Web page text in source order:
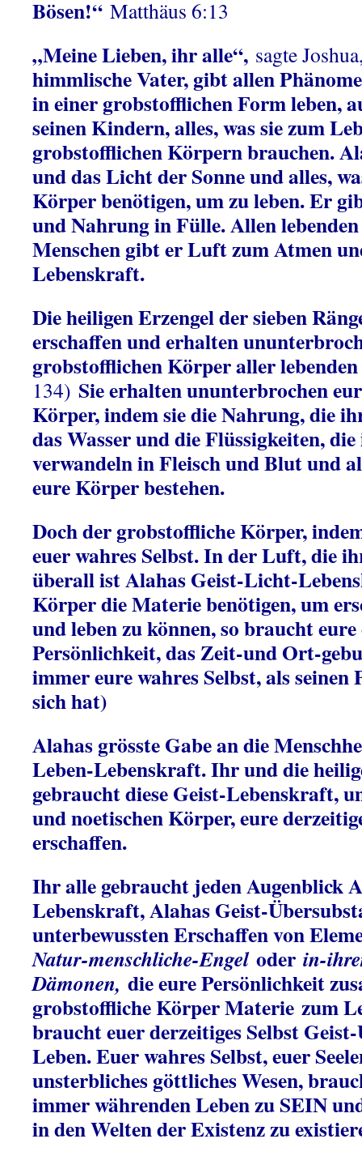
Bösen!“ Matthäus 6:13
„Meine Lieben, ihr alle“, sagte
himmlische Vater, gibt allen
in einer grobstofflichen Form leben,
seinen Kindern, alles, was sie zum
grobstofflichen Körpern brauchen.
und das Licht der Sonne und alles,
Körper benötigen, um zu leben. Er
und Nahrung in Fülle. Allen
Menschen gibt er Luft zum Atmen
Lebenskraft.
Die heiligen Erzengel der sieben
erschaffen und erhalten
grobstofflichen Körper aller
134) Sie erhalten ununterbrochen
Körper, indem sie die Nahrung, die
das Wasser und die Flüssigkeiten,
verwandeln in Fleisch und Blut und
eure Körper bestehen.
Doch der grobstoffliche Körper,
euer wahres Selbst. In der Luft, die
überall ist Alahas Geist-Licht-
Körper die Materie benötigen, um
und leben zu können, so braucht
Persönlichkeit, das Zeit-und Ort-
immer eure wahres Selbst, als seinen
sich hat)
Alahas grösste Gabe an die
Leben-Lebenskraft. Ihr und die
gebraucht diese Geist-Lebenskraft,
und noetischen Körper, eure
erschaffen.
Ihr alle gebraucht jeden Augenblick
Lebenskraft, Alahas Geist-
unterbewussten Erschaffen von
Natur-menschliche-Engel oder in-
Dämonen, die eure Persönlichkeit
grobstoffliche Körper Materie zum
braucht euer derzeitiges Selbst
Leben. Euer wahres Selbst, euer
unsterbliches göttliches Wesen,
immer währenden Leben zu SEIN
in den Welten der Existenz zu